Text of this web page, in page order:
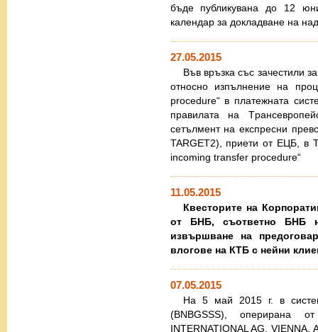
бъде публикувана до 12
календар за докладване на
27.05.2015
Във връзка със зачестили
относно изпълнение на
procedure“ в платежната
правилата на
сетълмент на експресни
TARGET2), приети от ЕЦБ, в
incoming transfer procedure“
11.05.2015
Квесторите на
от БНБ, съответно БНБ
извършване на
влогове на КТБ с нейни
07.05.2015
На 5 май 2015 г. в
(BNBGSSS), оперирана
INTERNATIONAL AG, VIENNA,